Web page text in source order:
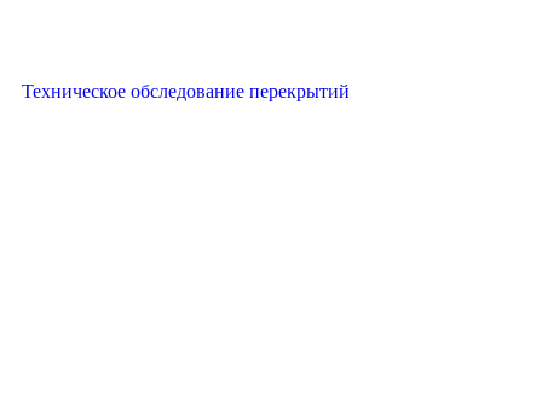
Техническое обследование перекрытий